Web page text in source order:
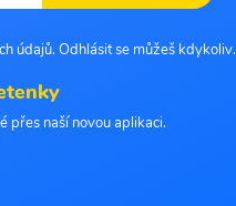
údajů. Odhlásit se můžeš kdykoliv.
přes naší novou aplikaci.